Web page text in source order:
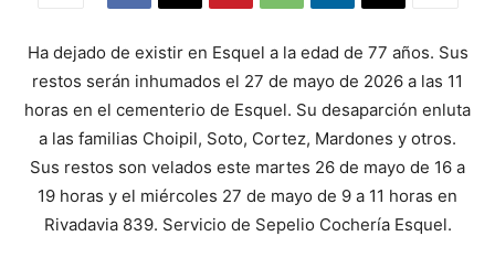
Ha dejado de existir en Esquel a la edad de 77 años. Sus
restos serán inhumados el 27 de mayo de 2026 a las 11
horas en el cementerio de Esquel. Su desaparción enluta
a las familias Choipil, Soto, Cortez, Mardones y otros.
Sus restos son velados este martes 26 de mayo de 16 a
19 horas y el miércoles 27 de mayo de 9 a 11 horas en
Rivadavia 839. Servicio de Sepelio Cochería Esquel.